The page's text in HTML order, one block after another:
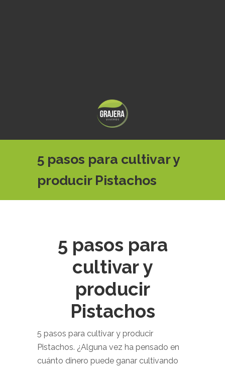
5 pasos para cultivar y
producir Pistachos
5 pasos para
cultivar y
producir
Pistachos
5 pasos para cultivar y producir
Pistachos. ¿Alguna vez ha pensado en
cuánto dinero puede ganar cultivando